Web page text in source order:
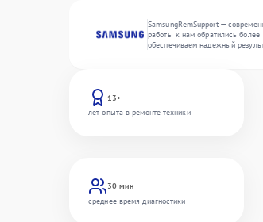
SamsungRemSupport —
работы к нам обратились
обеспечиваем надежный
13+
лет опыта в ремонте техники
30 мин
среднее время диагностики